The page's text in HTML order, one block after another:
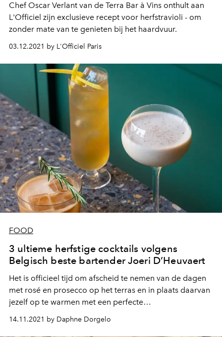
Chef Oscar Verlant van de Terra Bar à Vins onthult aan
L'Officiel zijn exclusieve recept voor herfstravioli - om
zonder mate van te genieten bij het haardvuur.
03.12.2021 by L'Officiel Paris
FOOD
3 ultieme herfstige cocktails volgens
Belgisch beste bartender Joeri D’Heuvaert
Het is officieel tijd om afscheid te nemen van de dagen
met rosé en prosecco op het terras en in plaats daarvan
jezelf op te warmen met een perfecte
seizoensgebonden herfstcocktail. Joeri D’Heuvaert,
verkozen tot beste Belgische bartender tijdens de
14.11.2021 by Daphne Dorgelo